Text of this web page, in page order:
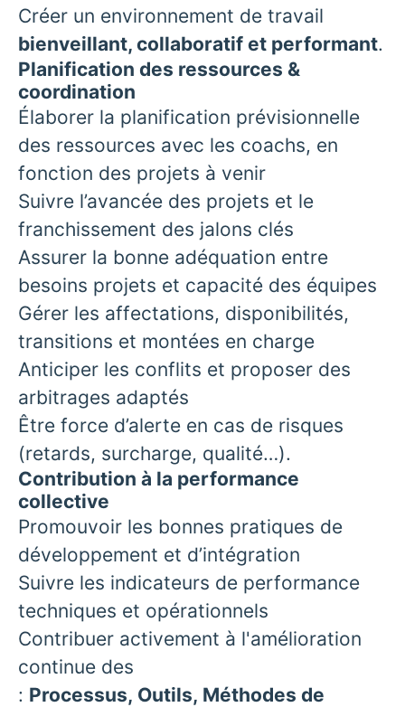
Créer un environnement de travail
bienveillant, collaboratif et performant.
Planification des ressources &
coordination
Élaborer la planification prévisionnelle
des ressources avec les coachs, en
fonction des projets à venir
Suivre l’avancée des projets et le
franchissement des jalons clés
Assurer la bonne adéquation entre
besoins projets et capacité des équipes
Gérer les affectations, disponibilités,
transitions et montées en charge
Anticiper les conflits et proposer des
arbitrages adaptés
Être force d’alerte en cas de risques
(retards, surcharge, qualité…).
Contribution à la performance
collective
Promouvoir les bonnes pratiques de
développement et d’intégration
Suivre les indicateurs de performance
techniques et opérationnels
Contribuer activement à l'amélioration
continue des
: Processus, Outils, Méthodes de